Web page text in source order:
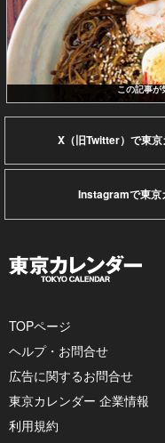
この記事が
X（旧Twitter）で東
Instagramで東京
TOPページ
ヘルプ・お問合せ
広告に関するお問合せ
東京カレンダー 企業情報
利用規約